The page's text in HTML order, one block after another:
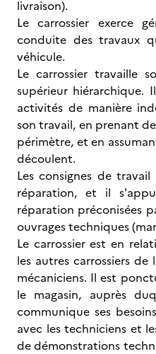
livraison).
Le carrossier exerce
conduite des travaux
véhicule.
Le carrossier travaille
supérieur hiérarchique.
activités de manière
son travail, en prenant
périmètre, et en
découlent.
Les consignes de
réparation, et il
réparation préconisées
ouvrages techniques
Le carrossier est en
les autres carrossiers
mécaniciens. Il est
le magasin, auprès
communique ses
avec les techniciens et
de démonstrations